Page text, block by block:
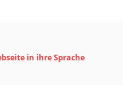
in ihre Sprache